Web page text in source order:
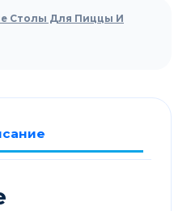
Столы Для Пиццы И